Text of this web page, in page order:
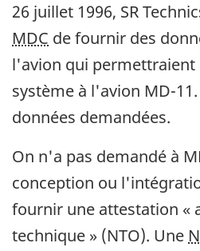
26 juillet 1996, SR
MDC de fournir des
l'avion qui
système à l'avion MD-
données demandées.
On n'a pas demandé à
conception ou
fournir une attestation «
technique » (NTO). Une